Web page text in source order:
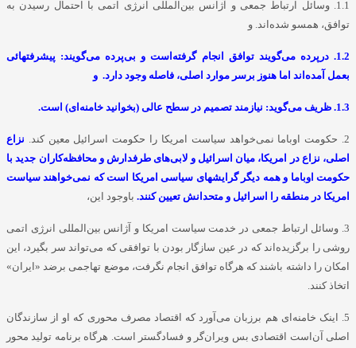
1.1. وسائل ارتباط جمعی و آژانس بین‌المللی انرژی اتمی با احتمال رسیدن به
توافق، همسو شده‌اند. و
1.2. درپرده می‌گویند توافق انجام گرفته‌است و بی‌پرده می‌گویند: پیشرفتهائی
بعمل آمده‌اند اما هنوز برسر موارد اصلی، فاصله وجود دارد. و
1.3. ظریف می‌گوید: نیازمند تصمیم در سطح عالی (بخوانید خامنه‌ای) است.
2. حکومت اوباما نمی‌خواهد سیاست امریکا را حکومت اسرائیل معین کند.
نزاع
اصلی، نزاع در امریکا، میان اسرائیل و لابی‌های طرفدارش و محافظه‌کاران جدید با
حکومت اوباما و همه دیگر گرایشهای سیاسی امریکا است که نمی‌خواهند سیاست
امریکا در منطقه را اسرائیل و متحدانش تعیین کنند. باوجود این،
3. وسائل ارتباط جمعی در خدمت سیاست امریکا و آژانس بین‌المللی انرژی اتمی
روشی را برگزیده‌اند که در عین سازگار بودن با توافقی که می‌تواند سر بگیرد، این
امکان را داشته باشند که هرگاه توافق انجام نگرفت، موضع تهاجمی برضد «ایران»
اتخاذ کنند.
5. اینک خامنه‌ای هم برزبان می‌آورد که اقتصاد مصرف محوری که او از سازندگان
اصلی آن‌است اقتصادی بس ویران‌گر و فسادگستر است. هرگاه برنامه تولید محور